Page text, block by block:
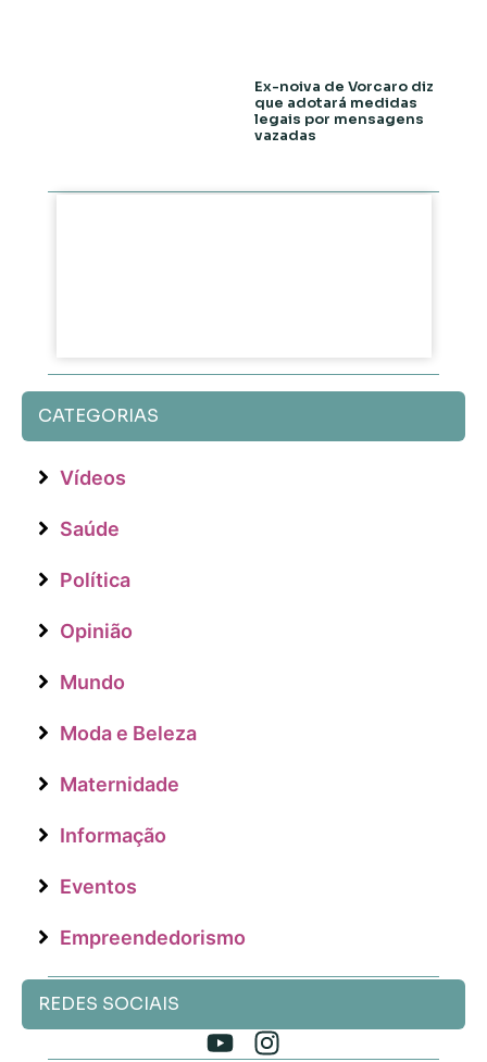
Ex-noiva de Vorcaro diz
que adotará medidas
legais por mensagens
vazadas
CATEGORIAS
Vídeos
Saúde
Política
Opinião
Mundo
Moda e Beleza
Maternidade
Informação
Eventos
Empreendedorismo
REDES SOCIAIS